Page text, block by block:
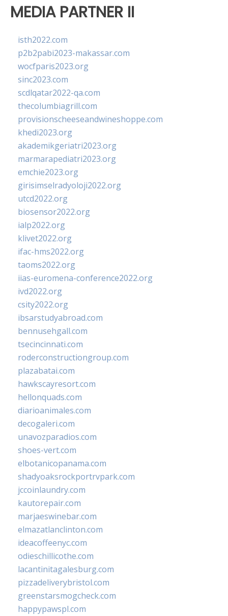
MEDIA PARTNER II
isth2022.com
p2b2pabi2023-makassar.com
wocfparis2023.org
sinc2023.com
scdlqatar2022-qa.com
thecolumbiagrill.com
provisionscheeseandwineshoppe.com
khedi2023.org
akademikgeriatri2023.org
marmarapediatri2023.org
emchie2023.org
girisimselradyoloji2022.org
utcd2022.org
biosensor2022.org
ialp2022.org
klivet2022.org
ifac-hms2022.org
taoms2022.org
iias-euromena-conference2022.org
ivd2022.org
csity2022.org
ibsarstudyabroad.com
bennusehgall.com
tsecincinnati.com
roderconstructiongroup.com
plazabatai.com
hawkscayresort.com
hellonquads.com
diarioanimales.com
decogaleri.com
unavozparadios.com
shoes-vert.com
elbotanicopanama.com
shadyoaksrockportrvpark.com
jccoinlaundry.com
kautorepair.com
marjaeswinebar.com
elmazatlanclinton.com
ideacoffeenyc.com
odieschillicothe.com
lacantinitagalesburg.com
pizzadeliverybristol.com
greenstarsmogcheck.com
happypawspl.com